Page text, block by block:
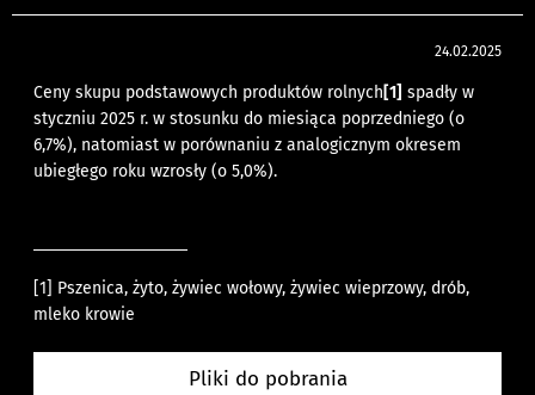
24.02.2025
Ceny skupu podstawowych produktów rolnych[1] spadły w
styczniu 2025 r. w stosunku do miesiąca poprzedniego (o
6,7%), natomiast w porównaniu z analogicznym okresem
ubiegłego roku wzrosły (o 5,0%).
[1] Pszenica, żyto, żywiec wołowy, żywiec wieprzowy, drób,
mleko krowie
Pliki do pobrania